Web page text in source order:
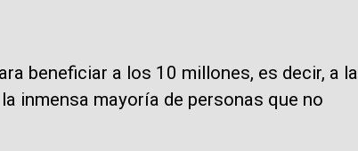
beneficiar a los 10 millones, es decir, a la
inmensa mayoría de personas que no